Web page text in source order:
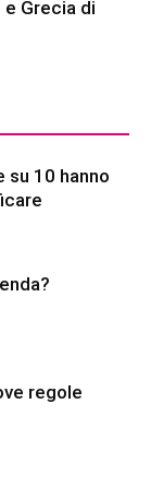
Grecia di
su 10 hanno
regole